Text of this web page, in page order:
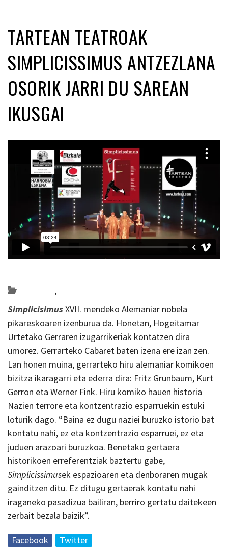
TARTEAN TEATROAK
SIMPLICISSIMUS ANTZEZLANA
OSORIK JARRI DU SAREAN
IKUSGAI
,
SimplicisimusXVII. mendeko Alemaniar nobela
pikareskoaren izenburua da. Honetan, Hogeitamar
Urtetako Gerraren izugarrikeriak kontatzen dira
umorez. Gerrarteko Cabaret baten izena ere izan zen.
Lan honen muina, gerrarteko hiru alemaniar komikoen
bizitza ikaragarri eta ederra dira: Fritz Grunbaum, Kurt
Gerron eta Werner Fink. Hiru komiko hauen historia
Nazien terrore eta kontzentrazio esparruekin estuki
loturik dago. “Baina ez dugu naziei buruzko istorio bat
kontatu nahi, ez eta kontzentrazio esparruei, ez eta
juduen arazoari buruzkoa. Benetako gertaera
historikoen erreferentziak baztertu gabe,
Simplicissimusek espazioaren eta denboraren mugak
gainditzen ditu. Ez ditugu gertaerak kontatu nahi
iraganeko pasadizua bailiran, berriro gertatu daitekeen
zerbait bezala baizik”.
Facebook Twitter